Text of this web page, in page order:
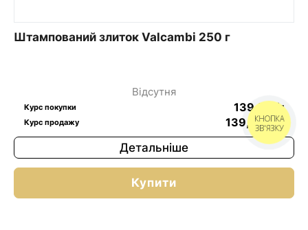
Штампований злиток Valcambi 250 г
Відсутня
Курс покупки 139,5 /г
Курс продажу 139,69 $/г
Детальніше
Купити
КНОПКА
ЗВ'ЯЗКУ